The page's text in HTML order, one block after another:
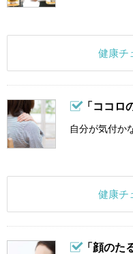
健康チ
「ココロ
自分が気付か
健康チ
「顔のた